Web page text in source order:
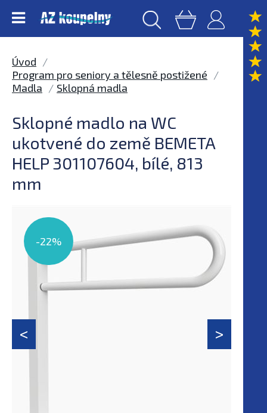
Úvod
Program pro seniory a tělesně postižené
Madla
Sklopná madla
Sklopné madlo na WC
ukotvené do země BEMETA
HELP 301107604, bílé, 813
mm
-22%